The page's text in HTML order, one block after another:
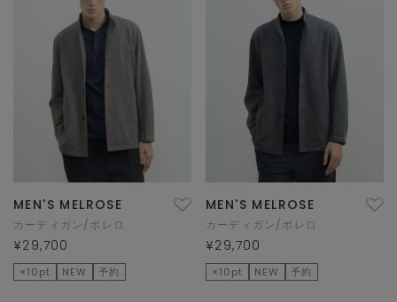
MEN'S MELROSE
カーディガン/ボレロ
¥29,700
×10pt NEW 予約
MEN'S MELROSE
カーディガン/ボレロ
¥29,700
×10pt NEW 予約